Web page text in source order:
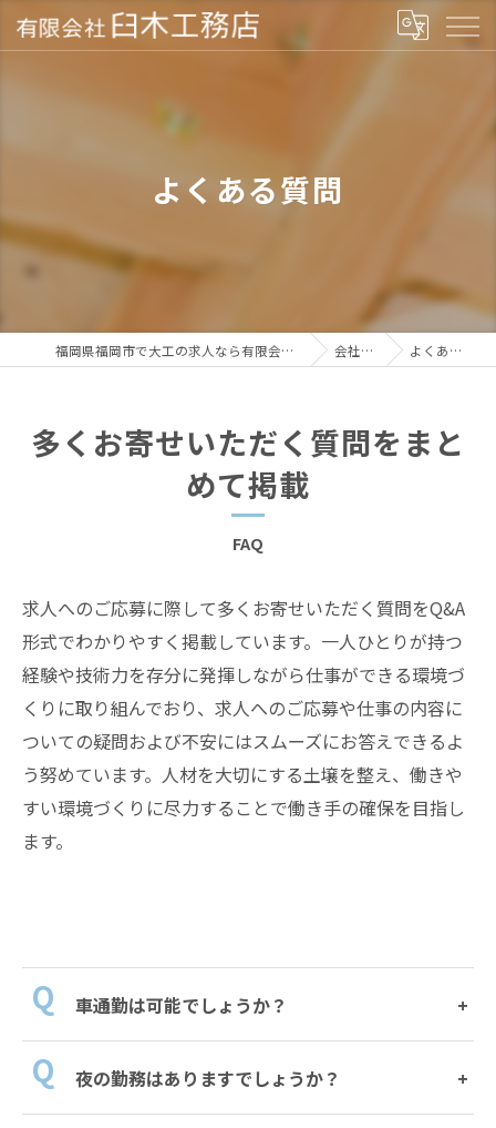
よくある質問
福岡県福岡市で大工の求人なら有限会社臼木工務店 会社概要 よくある質問
多くお寄せいただく質問をまと
めて掲載
FAQ
求人へのご応募に際して多くお寄せいただく質問をQ&A
形式でわかりやすく掲載しています。一人ひとりが持つ
経験や技術力を存分に発揮しながら仕事ができる環境づ
くりに取り組んでおり、求人へのご応募や仕事の内容に
ついての疑問および不安にはスムーズにお答えできるよ
う努めています。人材を大切にする土壌を整え、働きや
すい環境づくりに尽力することで働き手の確保を目指し
ます。
車通勤は可能でしょうか？
夜の勤務はありますでしょうか？